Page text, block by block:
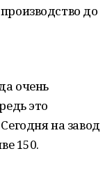
до
очень
это
на завод
150.